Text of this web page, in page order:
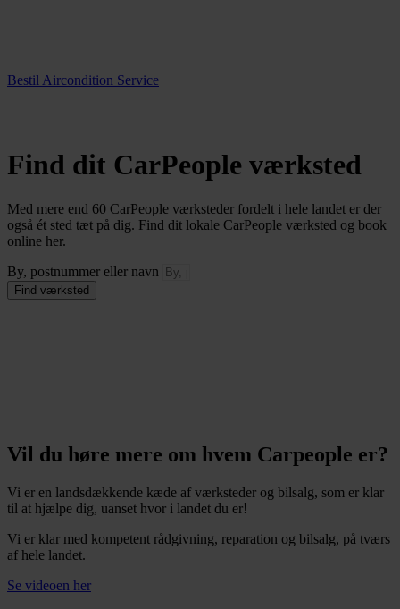
Bestil Aircondition Service
Find dit CarPeople værksted
Med mere end 60 CarPeople værksteder fordelt i hele landet er der
også ét sted tæt på dig. Find dit lokale CarPeople værksted og book
online her.
By, postnummer eller navn
Find værksted
Vil du høre mere om hvem Carpeople er?
Vi er en landsdækkende kæde af værksteder og bilsalg, som er klar
til at hjælpe dig, uanset hvor i landet du er!
Vi er klar med kompetent rådgivning, reparation og bilsalg, på tværs
af hele landet.
Se videoen her